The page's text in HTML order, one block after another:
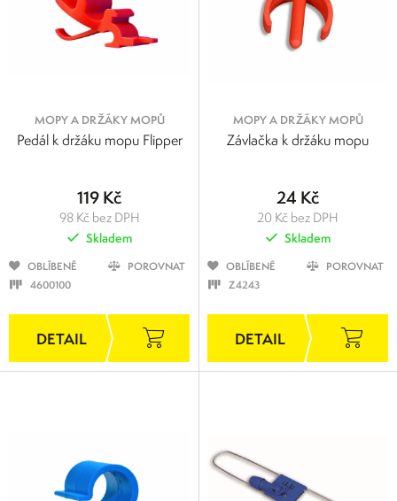
MOPY A DRŽÁKY MOPŮ
Pedál k držáku mopu Flipper
119 Kč
98 Kč bez DPH
Skladem
OBLÍBENÉ
POROVNAT
4600100
MOPY A DRŽÁKY MOPŮ
Závlačka k držáku mopu
24 Kč
20 Kč bez DPH
Skladem
OBLÍBENÉ
POROVNAT
Z4243